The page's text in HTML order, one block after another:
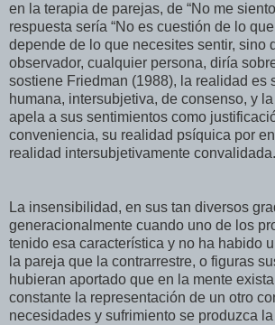
en la terapia de parejas, de “No me
respuesta sería “No es cuestión de lo
depende de lo que necesites sentir, sino
observador, cualquier persona, diría
sostiene Friedman (1988), la realidad es
humana, intersubjetiva, de consenso, y
apela a sus sentimientos como
conveniencia, su realidad psíquica por
realidad intersubjetivamente convalidada.
La insensibilidad, en sus tan diversos
generacionalmente cuando uno de los
tenido esa característica y no ha habido
la pareja que la contrarrestre, o figuras
hubieran aportado que en la mente
constante la representación de un otro
necesidades y sufrimiento se produzca